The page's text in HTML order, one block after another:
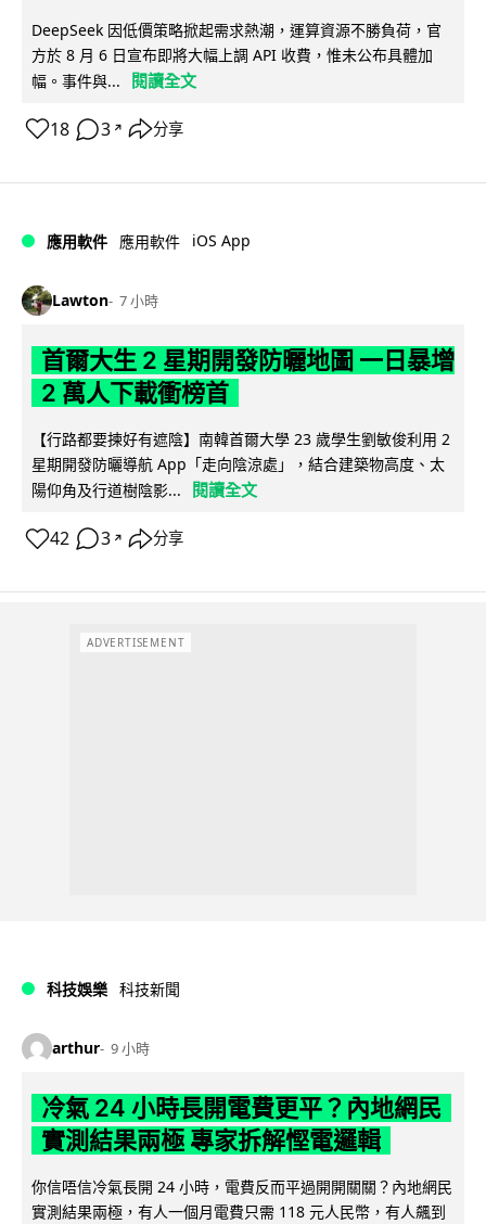
DeepSeek 因低價策略掀起需求熱潮，運算資源不勝負荷，官
方於 8 月 6 日宣布即將大幅上調 API 收費，惟未公布具體加
幅。事件與...
閱讀全文
18 3 ↗ 分享
應用軟件 應用軟件 iOS App
Lawton 7 小時
首爾大生 2 星期開發防曬地圖 一日暴增
2 萬人下載衝榜首
【行路都要揀好有遮陰】南韓首爾大學 23 歲學生劉敏俊利用 2
星期開發防曬導航 App「走向陰涼處」，結合建築物高度、太
陽仰角及行道樹陰影...
閱讀全文
42 3 ↗ 分享
ADVERTISEMENT
科技娛樂 科技新聞
arthur 9 小時
冷氣 24 小時長開電費更平？內地網民
實測結果兩極 專家拆解慳電邏輯
你信唔信冷氣長開 24 小時，電費反而平過開開關關？內地網民
實測結果兩極，有人一個月電費只需 118 元人民幣，有人飆到